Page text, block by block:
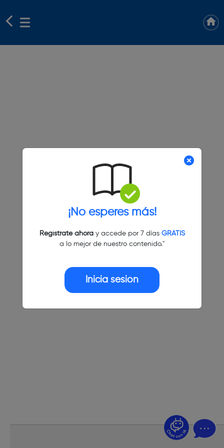
¡No esperes más!
Regístrate ahoray accede por 7 días GRATIS
a lo mejor de nuestro contenido."
Inicia sesión